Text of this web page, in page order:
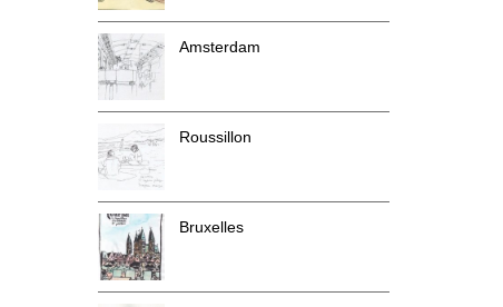
Amsterdam
Roussillon
Bruxelles